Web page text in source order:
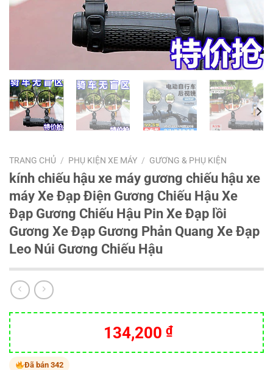
TRANG CHỦ / PHỤ KIỆN XE MÁY / GƯƠNG & PHỤ KIỆN
kính chiếu hậu xe máy gương chiếu hậu xe
máy Xe Đạp Điện Gương Chiếu Hậu Xe
Đạp Gương Chiếu Hậu Pin Xe Đạp lồi
Gương Xe Đạp Gương Phản Quang Xe Đạp
Leo Núi Gương Chiếu Hậu
Giá
gốc
134,200 ₫Giá
hiện
Đã bán 342